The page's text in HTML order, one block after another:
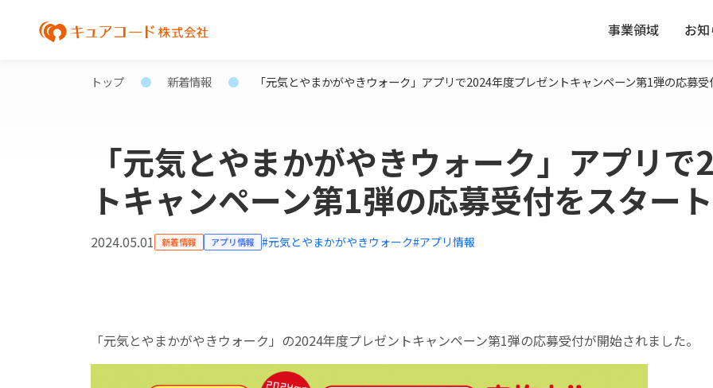
事業領域 お
トップ 新着情報 「元気とやまかがやきウォーク」アプリで2024年度プレゼントキャンペーン第1弾の応募受
「元気とやまかがやきウォーク」アプリ
トキャンペーン第1弾の応募受付をスター
2024.05.01 新着情報 アプリ情報 #元気とやまかがやきウォーク#アプリ情報
「元気とやまかがやきウォーク」の2024年度プレゼントキャンペーン第1弾の応募受付が開始されました。